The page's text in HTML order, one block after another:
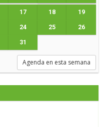
17 18 19
24 25 26
31
Agenda en esta semana